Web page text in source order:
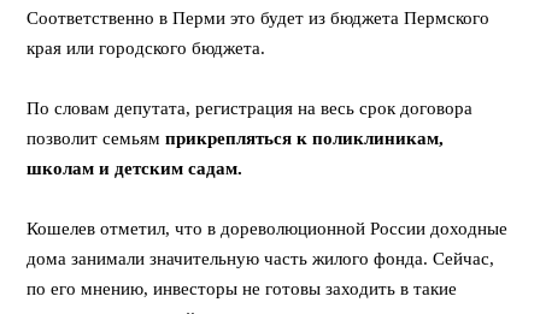
Соответственно в Перми это будет из бюджета Пермского
края или городского бюджета.
По словам депутата, регистрация на весь срок договора
позволит семьямприкрепляться к поликлиникам,
школам и детским садам.
Кошелев отметил, что в дореволюционной России доходные
дома занимали значительную часть жилого фонда. Сейчас,
по его мнению, инвесторы не готовы заходить в такие